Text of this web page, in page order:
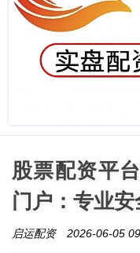
股票配资平
门户：专业安
启运配资 2026-06-05